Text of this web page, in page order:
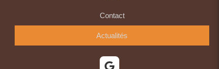
Contact
Actualités